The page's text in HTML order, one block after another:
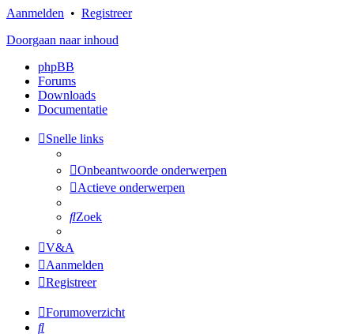
Aanmelden • Registreer
Doorgaan naar inhoud
phpBB
Forums
Downloads
Documentatie
Snelle links
Onbeantwoorde onderwerpen
Actieve onderwerpen
Zoek
V&A
Aanmelden
Registreer
Forumoverzicht
Zoek